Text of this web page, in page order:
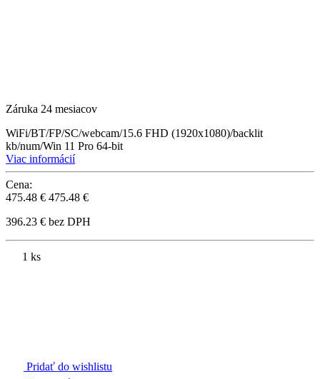
Záruka 24 mesiacov
WiFi/BT/FP/SC/webcam/15.6 FHD (1920x1080)/backlit
kb/num/Win 11 Pro 64-bit
Viac informácií
Cena:
475.48 € 475.48 €
396.23 € bez DPH
1 ks
Pridať do wishlistu